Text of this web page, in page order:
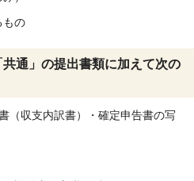
もの
通」の提出書類に加えて次の
（収支内訳書）・確定申告書の写